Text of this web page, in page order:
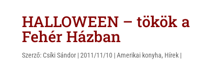
HALLOWEEN – tökök a
Fehér Házban
Szerző: Csíki Sándor|2011/11/10 |Amerikai konyha, Hírek|